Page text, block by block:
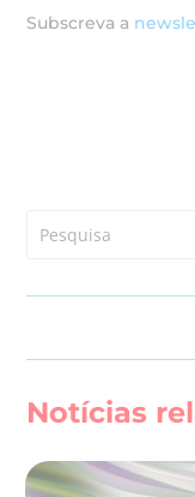
Subscreva a
Notícias